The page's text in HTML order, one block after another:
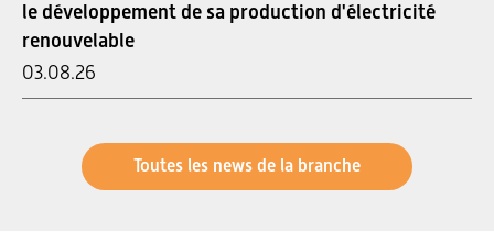
le développement de sa production d'électricité
renouvelable
03.08.26
Toutes les news de la branche